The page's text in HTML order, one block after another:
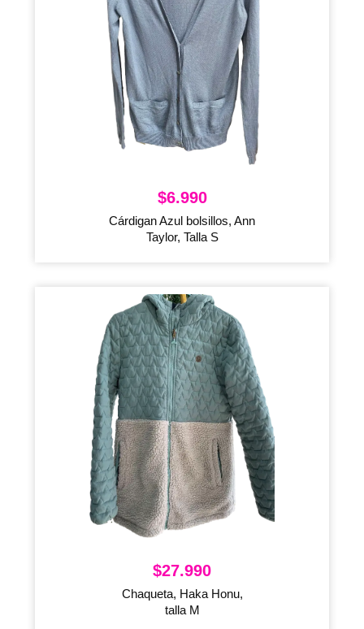
$6.990
Cárdigan Azul bolsillos, Ann
Taylor, Talla S
$27.990
Chaqueta, Haka Honu,
talla M